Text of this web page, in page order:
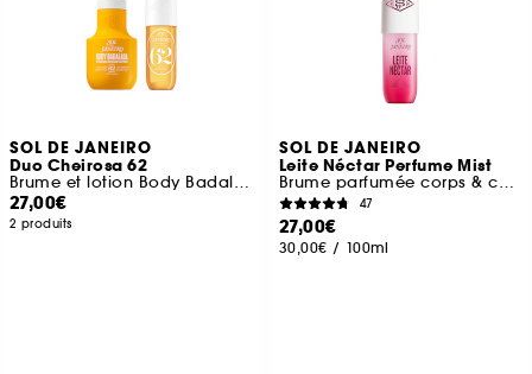
SOL DE JANEIRO
Duo Cheirosa 62
Brume et lotion Body Badalada
27,00€
2 produits
SOL DE JANEIRO
Leite Néctar Perfume Mist
Brume parfumée corps & cheveux
47
27,00€
30,00€ / 100ml